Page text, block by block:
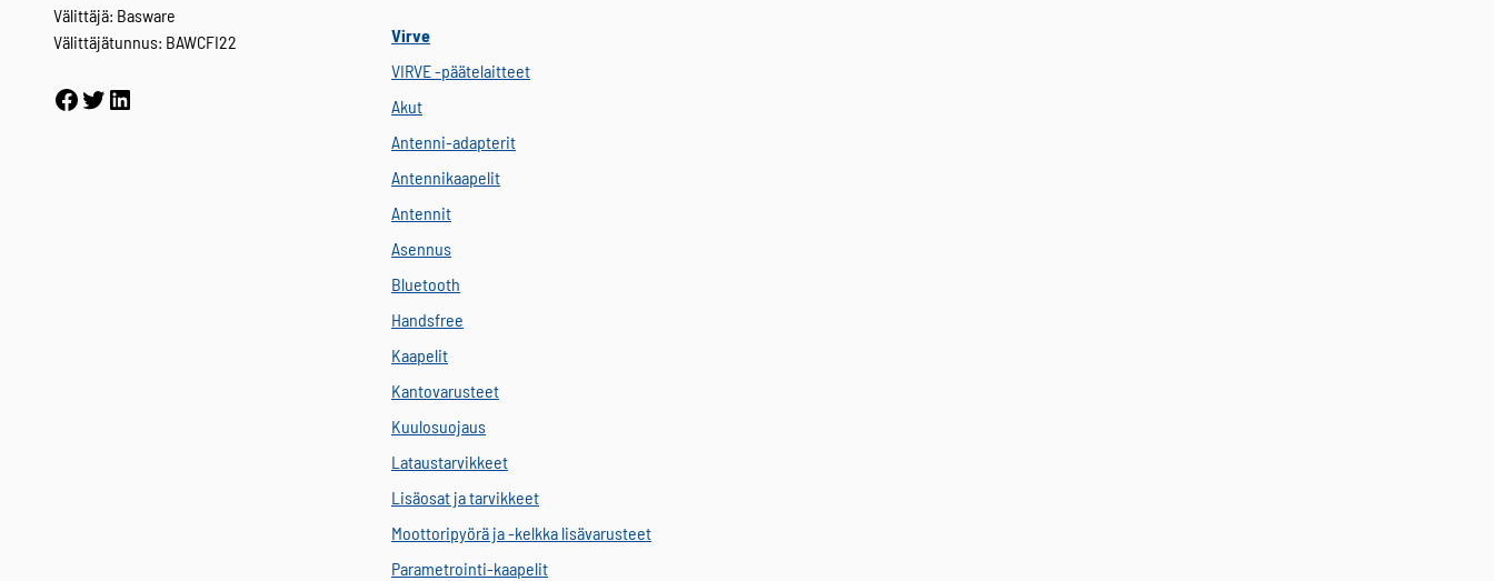
Välittäjä: Basware
Välittäjätunnus: BAWCFI22
Twitter
Virve
VIRVE -päätelaitteet
Akut
Antenni-adapterit
Antennikaapelit
Antennit
Asennus
Bluetooth
Handsfree
Kaapelit
Kantovarusteet
Kuulosuojaus
Lataustarvikkeet
Lisäosat ja tarvikkeet
Moottoripyörä ja -kelkka lisävarusteet
Parametrointi-kaapelit